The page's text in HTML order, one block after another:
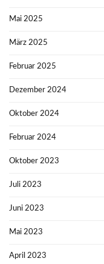
Mai 2025
März 2025
Februar 2025
Dezember 2024
Oktober 2024
Februar 2024
Oktober 2023
Juli 2023
Juni 2023
Mai 2023
April 2023